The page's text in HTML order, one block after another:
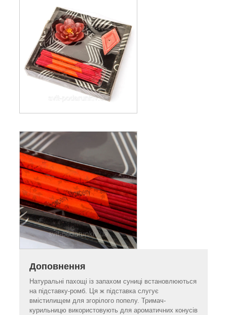
Доповнення
Натуральні пахощі із запахом суниці встановлюються
на підставку-ромб. Ця ж підставка слугує
вмістилищем для згорілого попелу. Тримач-
курильницю використовують для ароматичних конусів